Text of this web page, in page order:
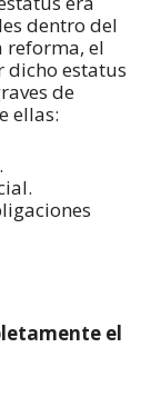
dentro del
reforma, el
dicho estatus
de
ellas:
el